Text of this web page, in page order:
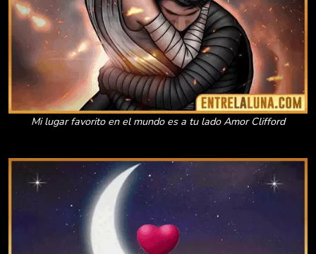
Mi lugar favorito en el mundo es a tu lado Amor Clifford